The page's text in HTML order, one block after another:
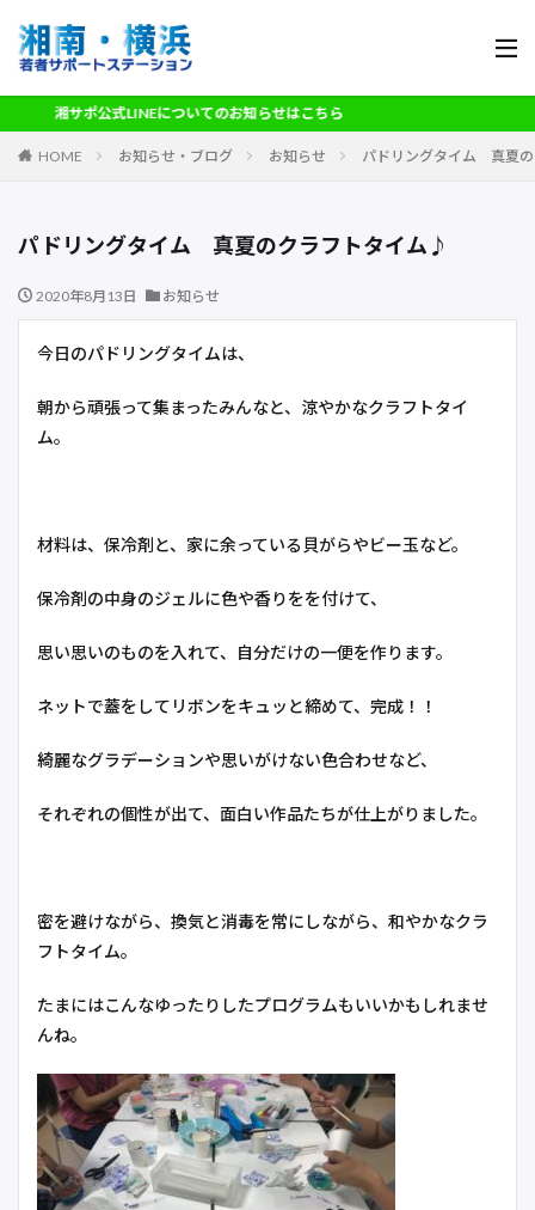
湘サポ公式LINEについてのお知らせはこちら
HOME お知らせ・ブログ お知らせ パドリングタイム 真夏
パドリングタイム 真夏のクラフトタイム♪
2020年8月13日 お知らせ
今日のパドリングタイムは、
朝から頑張って集まったみんなと、涼やかなクラフトタイ
ム。
材料は、保冷剤と、家に余っている貝がらやビー玉など。
保冷剤の中身のジェルに色や香りをを付けて、
思い思いのものを入れて、自分だけの一便を作ります。
ネットで蓋をしてリボンをキュッと締めて、完成！！
綺麗なグラデーションや思いがけない色合わせなど、
それぞれの個性が出て、面白い作品たちが仕上がりました。
密を避けながら、換気と消毒を常にしながら、和やかなクラ
フトタイム。
たまにはこんなゆったりしたプログラムもいいかもしれませ
んね。